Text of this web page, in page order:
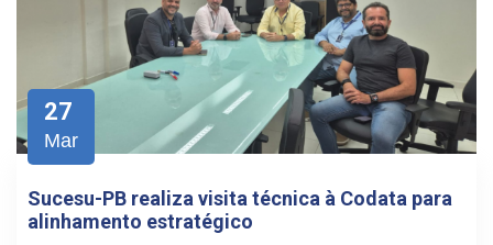
27
Mar
Sucesu-PB realiza visita técnica à Codata para
alinhamento estratégico